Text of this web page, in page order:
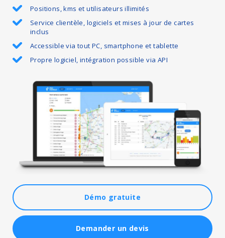
Démo gratuite
Demander un devis
Positions, kms et utilisateurs illimités
Service clientèle, logiciels et mises à jour de cartes
inclus
Accessible via tout PC, smartphone et tablette
Propre logiciel, intégration possible via API